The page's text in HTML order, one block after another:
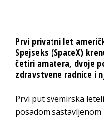
Prvi privatni let
Spejseks (SpaceX)
četiri amatera, dvoje
zdravstvene radnice i
Prvi put svemirska
posadom